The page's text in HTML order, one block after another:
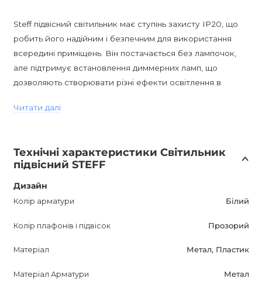
Steff підвісний світильник має ступінь захисту IP20, що
робить його надійним і безпечним для використання
всередині приміщень. Він постачається без лампочок,
але підтримує встановлення диммерних ламп, що
дозволяють створювати різні ефекти освітлення в
налаштувати ідеальну атмосферу у вашому домі.
підтверджуються 12-місячною гарантією. Він чудово
поєднується з іншими світильниками з серії Steff, а також
сучасними елементами інтер'єру.
прозорий і сірий і можливість диммування роблять Steff
рішенням для будь-якого приміщення. Перетворіть ваш
дім на стильне і затишне місце за допомогою Steff
Читати далі
Технічні характеристики Світильник
підвісний STEFF
Дизайн
Колір арматури Білий
Колір плафонів і підвісок Прозорий
Матеріал Метал, Пластик
Матеріал Арматури Метал